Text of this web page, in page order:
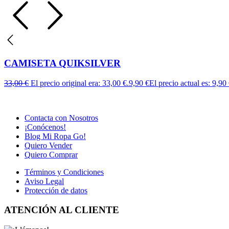
CAMISETA QUIKSILVER
33,00€ El precio original era: 33,00 €.9,90 €El precio actual es: 9,90
Contacta con Nosotros
¡Conócenos!
Blog Mi Ropa Go!
Quiero Vender
Quiero Comprar
Términos y Condiciones
Aviso Legal
Protección de datos
ATENCIÓN AL CLIENTE